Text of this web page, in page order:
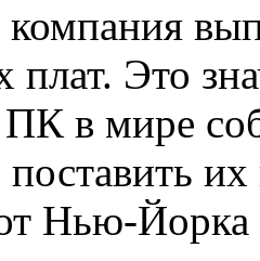
плат. Это
в мире
Нью-